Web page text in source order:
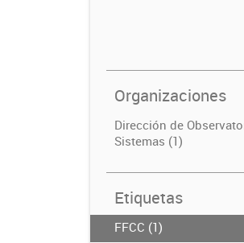
Organizaciones
Dirección de
Sistemas (1)
Etiquetas
FFCC (1)